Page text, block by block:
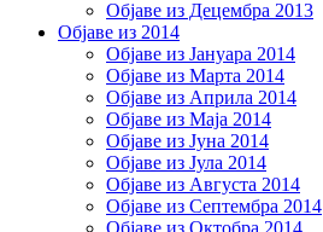
Објаве из Децембра 2013
Објаве из 2014
Објаве из Јануара 2014
Објаве из Марта 2014
Објаве из Априла 2014
Објаве из Маја 2014
Објаве из Јуна 2014
Објаве из Јула 2014
Објаве из Августа 2014
Објаве из Септембра 2014